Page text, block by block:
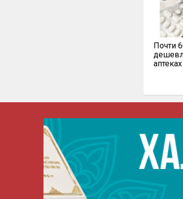
Почти
аптеках